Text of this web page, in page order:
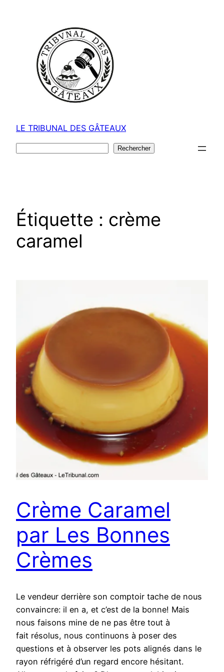
LE TRIBUNAL DES GÂTEAUX
Rechercher
Étiquette : crème
caramel
Crème Caramel
par Les Bonnes
Crèmes
Le vendeur derrière son comptoir tache de nous
convaincre: il en a, et c’est de la bonne! Mais
nous faisons mine de ne pas être tout à
fait résolus, nous continuons à poser des
questions et à observer les pots alignés dans le
rayon réfrigéré d’un regard encore hésitant.